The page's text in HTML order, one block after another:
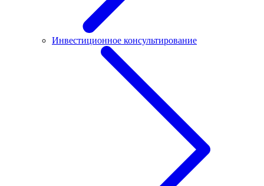
Инвестиционное консультирование